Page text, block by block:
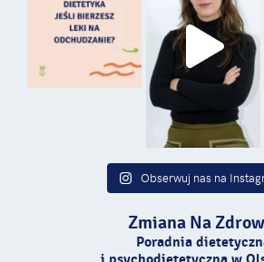
Obserwuj nas na
Zmiana Na
Poradnia